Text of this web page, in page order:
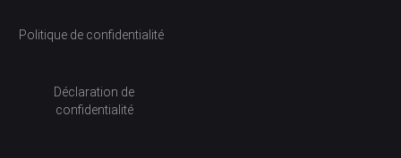
Politique de confidentialité
Déclaration de
confidentialité